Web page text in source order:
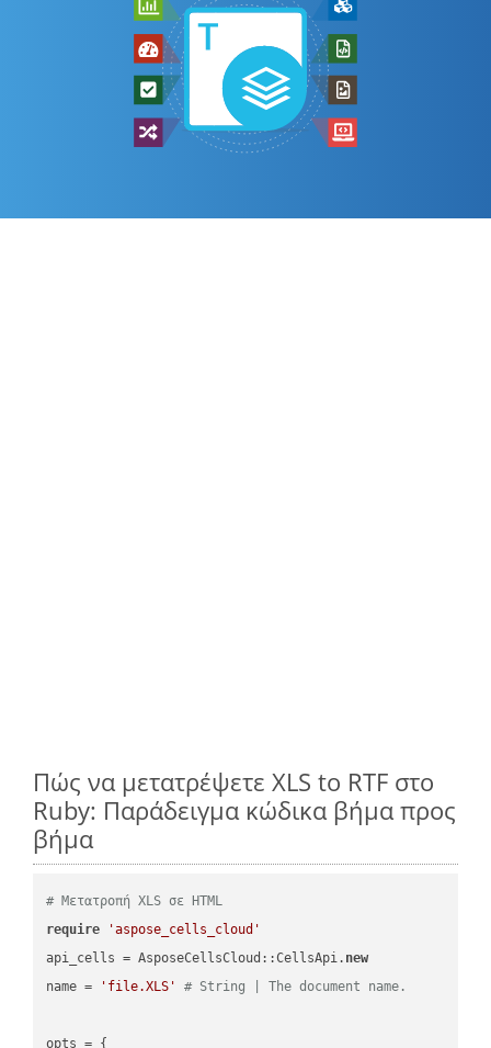
Πώς να μετατρέψετε XLS to RTF στο
Ruby: Παράδειγμα κώδικα βήμα προς
βήμα
# Μετατροπή XLS σε HTML
require
'aspose_cells_cloud'
api_cells = AsposeCellsCloud::CellsApi. new
name =
'file.XLS' # String | The document name.
opts = {